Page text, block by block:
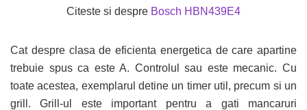
Citeste si despre Bosch HBN439E4
Cat despre clasa de eficienta energetica de care apartine
trebuie spus ca este A. Controlul sau este mecanic. Cu
toate acestea, exemplarul detine un timer util, precum si un
grill. Grill-ul este important pentru a gati mancaruri